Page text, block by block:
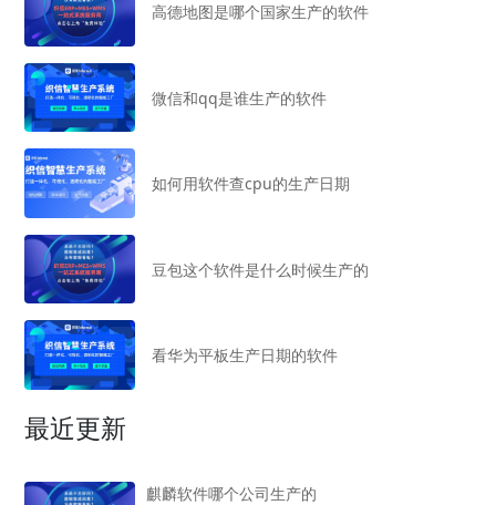
高德地图是哪个国家生产的软件
微信和qq是谁生产的软件
如何用软件查cpu的生产日期
豆包这个软件是什么时候生产的
看华为平板生产日期的软件
最近更新
麒麟软件哪个公司生产的